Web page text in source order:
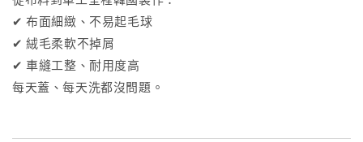
✔ 布面細緻、不易起毛球
✔ 絨毛柔軟不掉屑
✔ 車縫工整、耐用度高
每天蓋、每天洗都沒問題。